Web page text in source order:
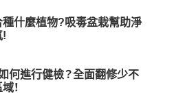
種什麼植物?吸毒盆栽幫助淨
!
何進行健檢？全面翻修少不
！